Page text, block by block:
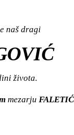
naš dragi
života.
mezarju